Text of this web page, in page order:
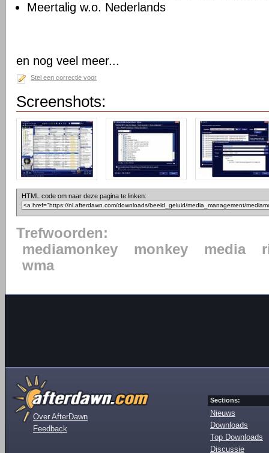
Meertalig w.o. Nederlands
en nog veel meer...
Stel een correctie voor
Screenshots:
HTML code om naar deze pagina te linken:
Trefwoorden:
mediamonkey
monkey media
wma
Over AfterDawn
Feedback
Sections:
Nieuws
Downloads
Top Downloads
Discussie